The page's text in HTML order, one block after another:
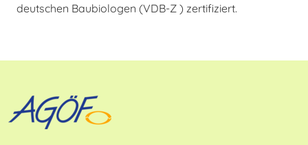
deutschen Baubiologen (VDB-Z ) zertifiziert.